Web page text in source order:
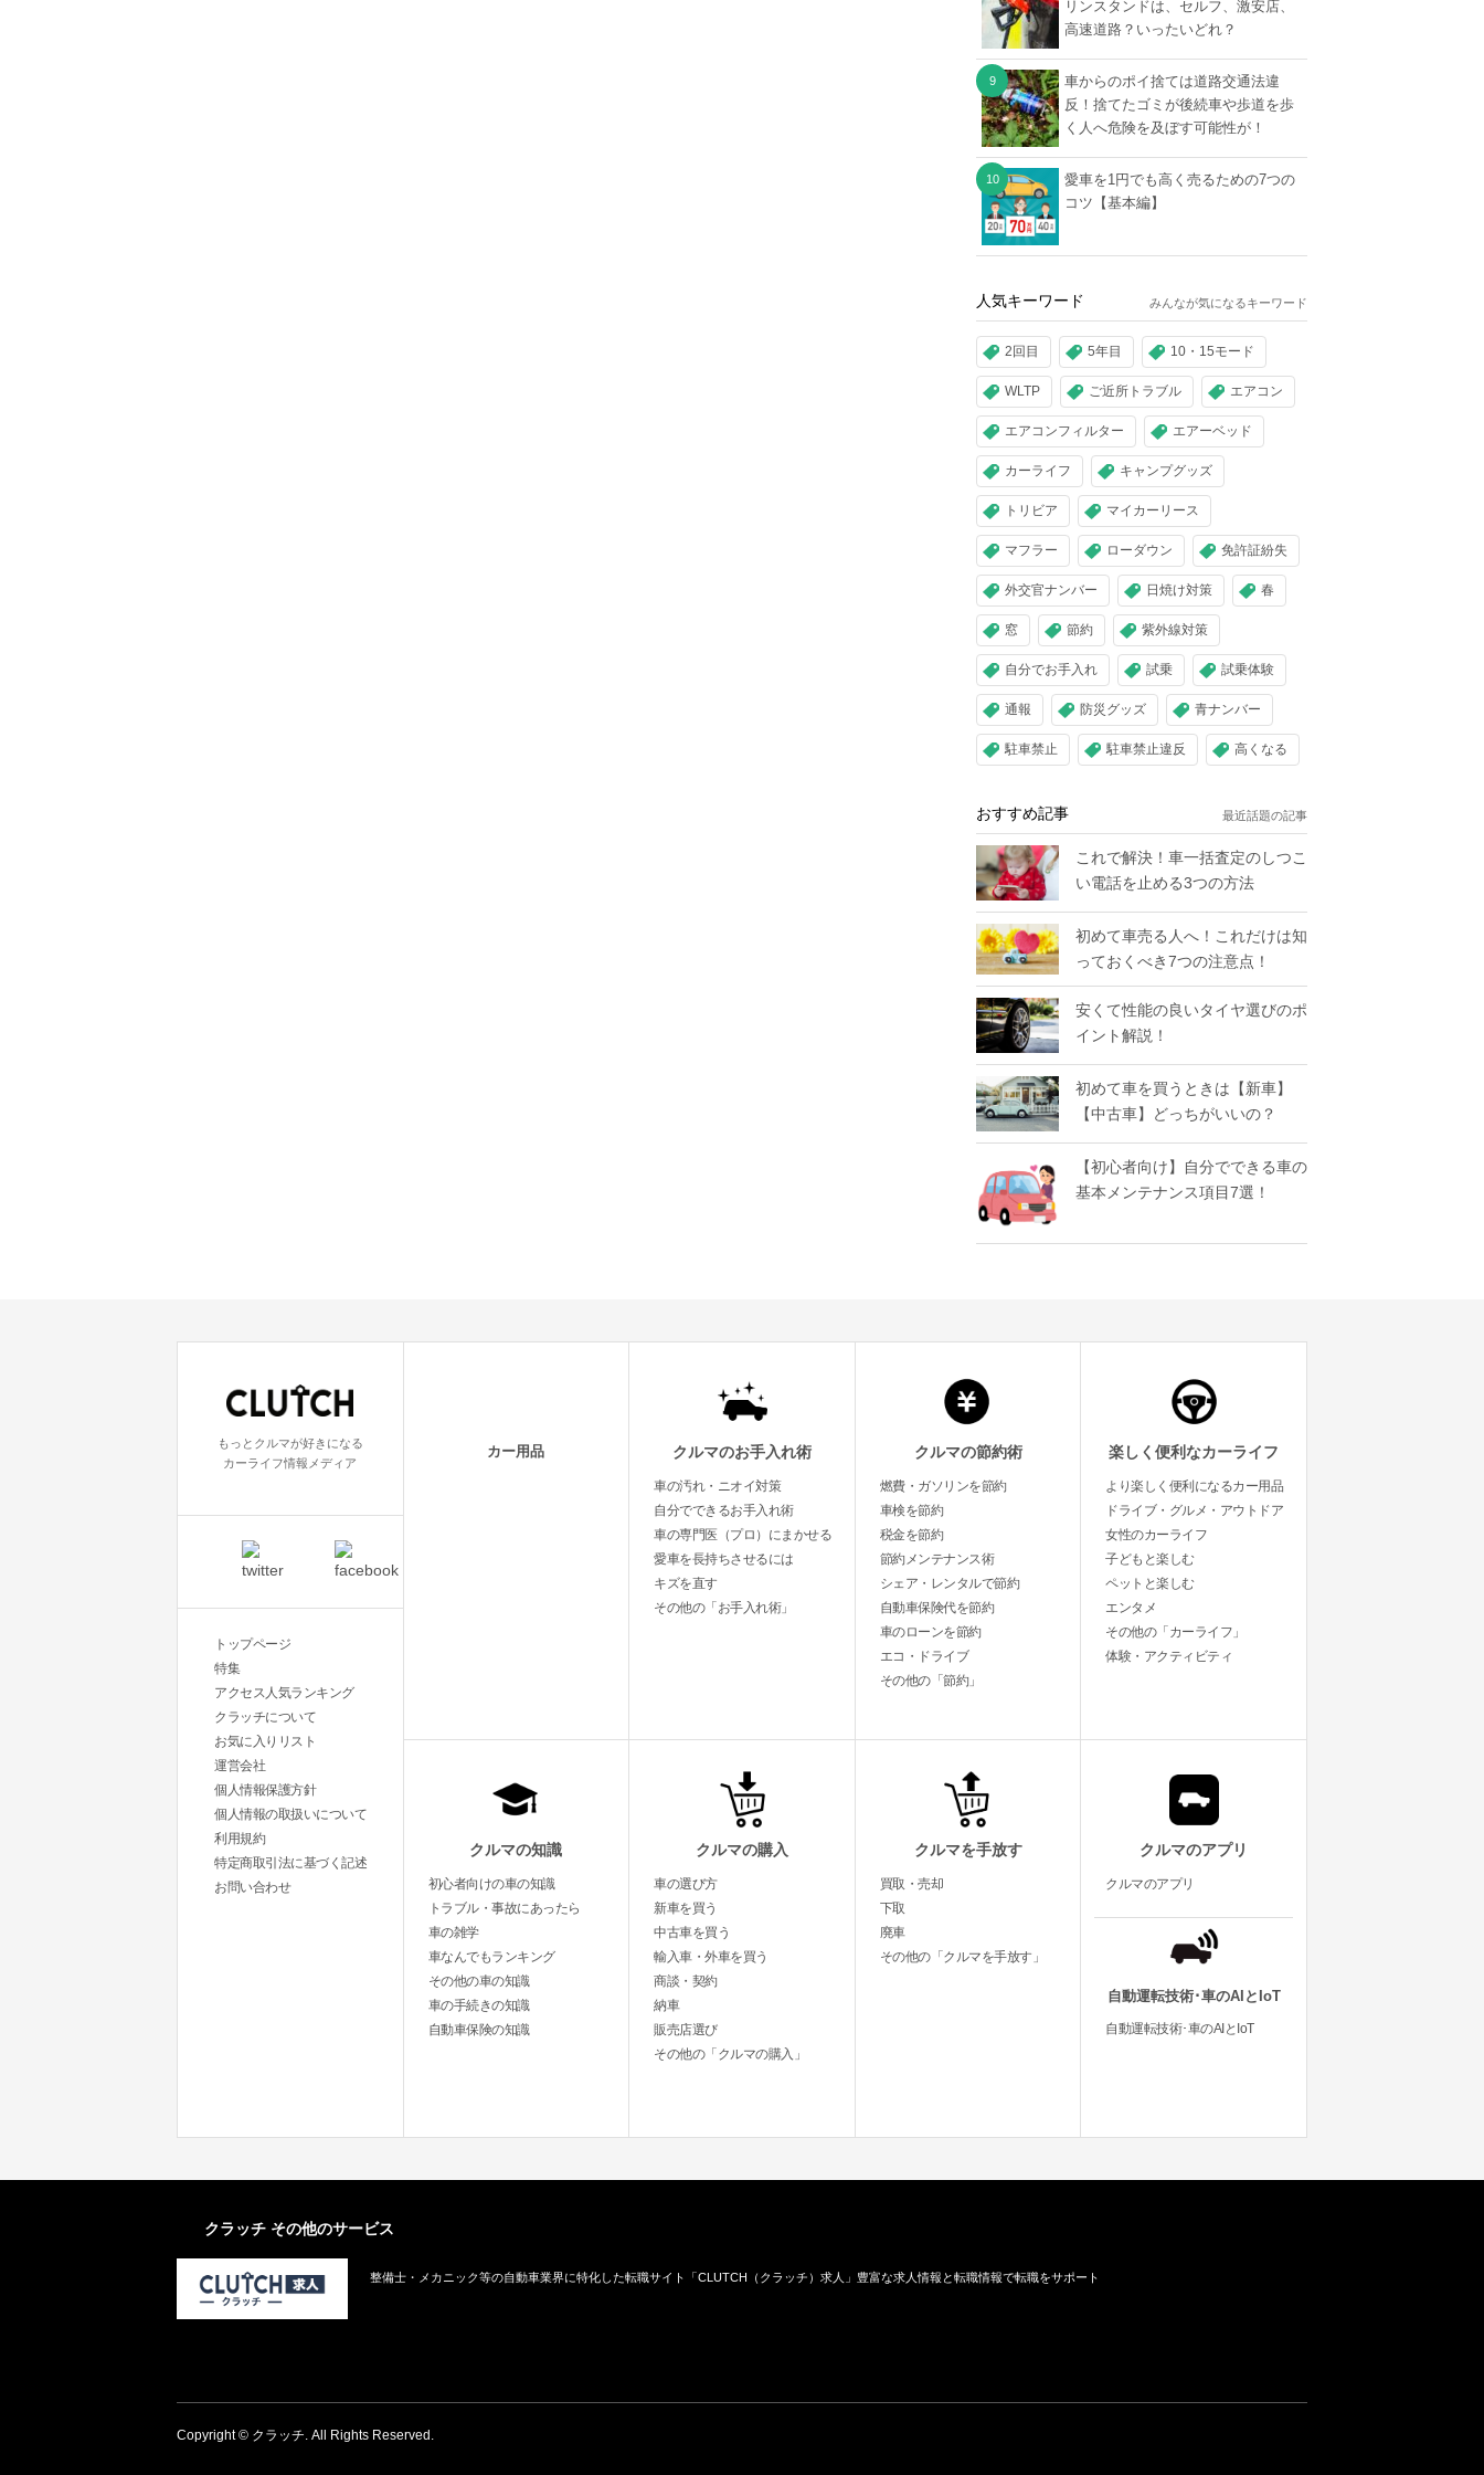
リンスタンドは、セルフ、激安店、
高速道路？いったいどれ？
車からのポイ捨ては道路交通法違
反！捨てたゴミが後続車や歩道を歩
く人へ危険を及ぼす可能性が！
愛車を1円でも高く売るための7つの
コツ【基本編】
人気キーワード みんなが気になるキーワード
2回目 5年目 10・15モード
WLTP ご近所トラブル エアコン
エアコンフィルター エアーベッド
カーライフ キャンプグッズ
トリビア マイカーリース
マフラー ローダウン 免許証紛失
外交官ナンバー 日焼け対策 春
窓 節約 紫外線対策
自分でお手入れ 試乗 試乗体験
通報 防災グッズ 青ナンバー
駐車禁止 駐車禁止違反 高くなる
おすすめ記事 最近話題の記事
これで解決！車一括査定のしつこ
い電話を止める3つの方法
初めて車売る人へ！これだけは知
っておくべき7つの注意点！
安くて性能の良いタイヤ選びのポ
イント解説！
初めて車を買うときは【新車】
【中古車】どっちがいいの？
【初心者向け】自分でできる車の
基本メンテナンス項目7選！
もっとクルマが好きになる
カーライフ情報メディア
トップページ
特集
アクセス人気ランキング
クラッチについて
お気に入りリスト
運営会社
個人情報保護方針
個人情報の取扱いについて
利用規約
特定商取引法に基づく記述
お問い合わせ
カー用品 クルマのお手入れ術
車の汚れ・ニオイ対策
自分でできるお手入れ術
車の専門医（プロ）にまかせる
愛車を長持ちさせるには
キズを直す
その他の「お手入れ術」
クルマの節約術
燃費・ガソリンを節約
車検を節約
税金を節約
節約メンテナンス術
シェア・レンタルで節約
自動車保険代を節約
車のローンを節約
エコ・ドライブ
その他の「節約」
楽しく便利なカーライフ
より楽しく便利になるカー用品
ドライブ・グルメ・アウトドア
女性のカーライフ
子どもと楽しむ
ペットと楽しむ
エンタメ
その他の「カーライフ」
体験・アクティビティ
クルマの知識
初心者向けの車の知識
トラブル・事故にあったら
車の雑学
車なんでもランキング
その他の車の知識
車の手続きの知識
自動車保険の知識
クルマの購入
車の選び方
新車を買う
中古車を買う
輸入車・外車を買う
商談・契約
納車
販売店選び
その他の「クルマの購入」
クルマを手放す
買取・売却
下取
廃車
その他の「クルマを手放す」
クルマのアプリ
クルマのアプリ
自動運転技術･車のAIとIoT
自動運転技術･車のAIとIoT
クラッチ その他のサービス
整備士・メカニック等の自動車業界に特化した転職サイト「CLUTCH（クラッチ）求人」豊富な求人情報と転職情報で転職をサポート
Copyright © クラッチ. All Rights Reserved.